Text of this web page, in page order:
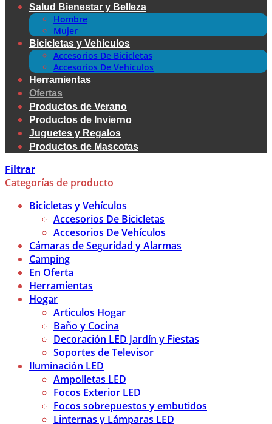
Salud Bienestar y Belleza
Hombre
Mujer
Bicicletas y Vehículos
Accesorios De Bicicletas
Accesorios De Vehículos
Herramientas
Ofertas
Productos de Verano
Productos de Invierno
Juguetes y Regalos
Productos de Mascotas
Filtrar
Categorías de producto
Bicicletas y Vehículos
Accesorios De Bicicletas
Accesorios De Vehículos
Cámaras de Seguridad y Alarmas
Camping
En Oferta
Herramientas
Hogar
Articulos Hogar
Baño y Cocina
Decoración LED Jardín y Fiestas
Soportes de Televisor
Iluminación LED
Ampolletas LED
Focos Exterior LED
Focos sobrepuestos y embutidos
Linternas y Lámparas LED